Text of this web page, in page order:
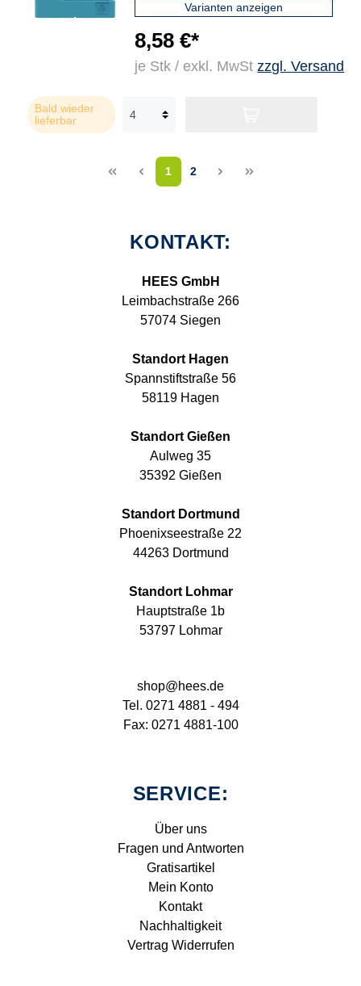
Varianten anzeigen
8,58 €*
je Stk / exkl. MwStzzgl. Versand
Bald wieder
lieferbar
<< < 1 2 > >>
KONTAKT:
HEES GmbH
Leimbachstraße 266
57074 Siegen
Standort Hagen
Spannstiftstraße 56
58119 Hagen
Standort Gießen
Aulweg 35
35392 Gießen
Standort Dortmund
Phoenixseestraße 22
44263 Dortmund
Standort Lohmar
Hauptstraße 1b
53797 Lohmar
shop@hees.de
Tel. 0271 4881 - 494
Fax: 0271 4881-100
SERVICE:
Über uns
Fragen und Antworten
Gratisartikel
Mein Konto
Kontakt
Nachhaltigkeit
Vertrag Widerrufen